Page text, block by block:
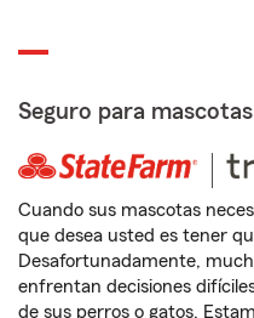
Seguro para mascotas
Cuando sus mascotas
que desea usted es tener
Desafortunadamente,
enfrentan decisiones
de sus perros o gatos.